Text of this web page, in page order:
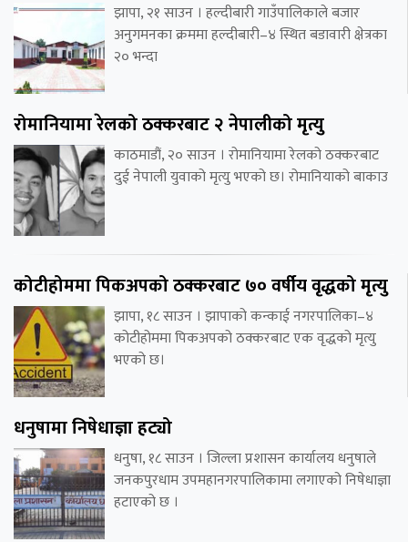
झापा, २१ साउन । हल्दीबारी गाउँपालिकाले बजार
अनुगमनका क्रममा हल्दीबारी–४ स्थित बडावारी क्षेत्रका
२० भन्दा
रोमानियामा रेलको ठक्करबाट २ नेपालीको मृत्यु
काठमाडौं, २० साउन । रोमानियामा रेलको ठक्करबाट
दुई नेपाली युवाको मृत्यु भएको छ। रोमानियाको बाकाउ
कोटीहोममा पिकअपको ठक्करबाट ७० वर्षीय वृद्धको मृत्यु
झापा, १८ साउन । झापाको कन्काई नगरपालिका–४
कोटीहोममा पिकअपको ठक्करबाट एक वृद्धको मृत्यु
भएको छ।
धनुषामा निषेधाज्ञा हट्यो
धनुषा, १८ साउन । जिल्ला प्रशासन कार्यालय धनुषाले
जनकपुरधाम उपमहानगरपालिकामा लगाएको निषेधाज्ञा
हटाएको छ ।